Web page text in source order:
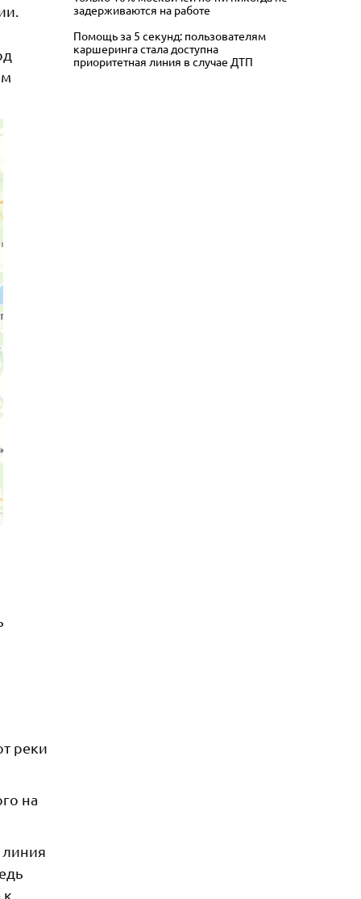
реки
на
линия
к
задерживаются на работе
Помощь за 5 секунд: пользователям
каршеринга стала доступна
приоритетная линия в случае ДТП